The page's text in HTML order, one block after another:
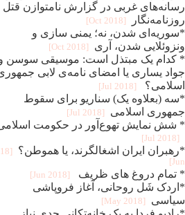
رسانه‌های غربی در گزارش نامتوازن قتل
روزنامه‌نگار
[2018 Oct]
*سوریه‌ای شدن، نه؛ یمنی سازی و
ونزوئلایی شدن، آری
[2018 Oct]
* کدام یک مبتذل است: موسیقی سوسن
جواد یساری یا امضای نامه‌ی لابی
اسلامی؟
[2018 Jul]
*سه (بعلاوه یک) سناریو برای سقوط
جمهوری اسلامی
[2018 Jul]
* شش نمایش تهوع‌آور در حکومت
[2018 Jul]
*رهبران ایران اشغالگرند، یا هموطن؟
Jun]
* تمام دروغ های ظریف [2018 Jun]
*اردک شَل روحانی، آغاز فروپاشی
سیاسی
[2018 May]